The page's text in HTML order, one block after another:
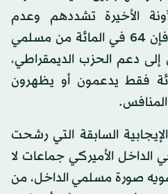
الأخيرة تشددهم وعدم
ترحيبهم بالأجانب، ولهذا فإن 64 في المائة من مسلمي
إلى دعم الحزب الديمقراطي،
في المائة فقط يدعمون أو يظهرون
السابقة التي رشحت
الأميركي جماعات لا
صورة مسلمي الداخل، من